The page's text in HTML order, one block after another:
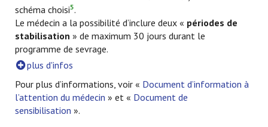
schéma choisi5.
Le médecin a la possibilité d’inclure deux « périodes de
stabilisation » de maximum 30 jours durant le
programme de sevrage.
plus d'infos
Pour plus d’informations, voir « Document d’information à
l’attention du médecin » et « Document de
sensibilisation ».